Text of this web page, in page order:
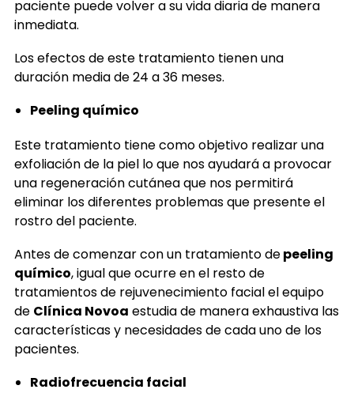
paciente puede volver a su vida diaria de manera
inmediata.
Los efectos de este tratamiento tienen una
duración media de 24 a 36 meses.
Peeling químico
Este tratamiento tiene como objetivo realizar una
exfoliación de la piel lo que nos ayudará a provocar
una regeneración cutánea que nos permitirá
eliminar los diferentes problemas que presente el
rostro del paciente.
Antes de comenzar con un tratamiento depeeling
químico, igual que ocurre en el resto de
tratamientos de rejuvenecimiento facial el equipo
de Clínica Novoa estudia de manera exhaustiva las
características y necesidades de cada uno de los
pacientes.
Radiofrecuencia facial